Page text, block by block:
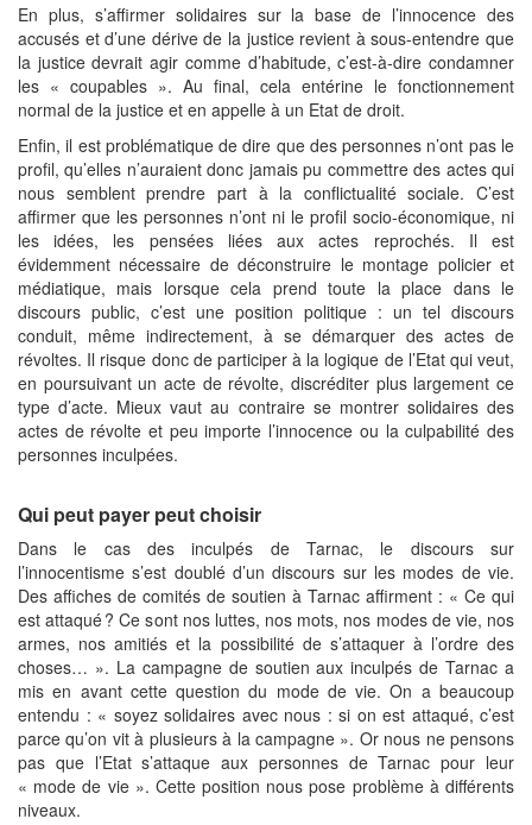
En plus, s’affirmer solidaires sur la base de l’innocence des
accusés et d’une dérive de la justice revient à sous-entendre que
la justice devrait agir comme d’habitude, c’est-à-dire condamner
les « coupables ». Au final, cela entérine le fonctionnement
normal de la justice et en appelle à un Etat de droit.
Enfin, il est problématique de dire que des personnes n’ont pas le
profil, qu’elles n’auraient donc jamais pu commettre des actes qui
nous semblent prendre part à la conflictualité sociale. C’est
affirmer que les personnes n’ont ni le profil socio-économique, ni
les idées, les pensées liées aux actes reprochés. Il est
évidemment nécessaire de déconstruire le montage policier et
médiatique, mais lorsque cela prend toute la place dans le
discours public, c’est une position politique : un tel discours
conduit, même indirectement, à se démarquer des actes de
révoltes. Il risque donc de participer à la logique de l’Etat qui veut,
en poursuivant un acte de révolte, discréditer plus largement ce
type d’acte. Mieux vaut au contraire se montrer solidaires des
actes de révolte et peu importe l’innocence ou la culpabilité des
personnes inculpées.
Qui peut payer peut choisir
Dans le cas des inculpés de Tarnac, le discours sur
l’innocentisme s’est doublé d’un discours sur les modes de vie.
Des affiches de comités de soutien à Tarnac affirment : « Ce qui
est attaqué ? Ce sont nos luttes, nos mots, nos modes de vie, nos
armes, nos amitiés et la possibilité de s’attaquer à l’ordre des
choses… ». La campagne de soutien aux inculpés de Tarnac a
mis en avant cette question du mode de vie. On a beaucoup
entendu : « soyez solidaires avec nous : si on est attaqué, c’est
parce qu’on vit à plusieurs à la campagne ». Or nous ne pensons
pas que l’Etat s’attaque aux personnes de Tarnac pour leur
« mode de vie ». Cette position nous pose problème à différents
niveaux.